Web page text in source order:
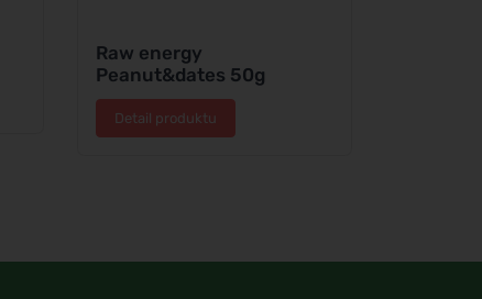
Raw energy
Peanut&dates 50g
Detail produktu